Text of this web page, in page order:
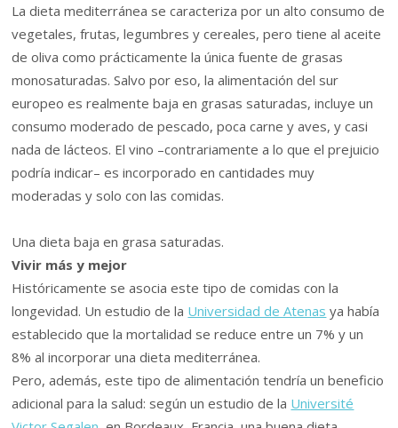
La dieta mediterránea se caracteriza por un alto consumo de
vegetales, frutas, legumbres y cereales, pero tiene al aceite
de oliva como prácticamente la única fuente de grasas
monosaturadas. Salvo por eso, la alimentación del sur
europeo es realmente baja en grasas saturadas, incluye un
consumo moderado de pescado, poca carne y aves, y casi
nada de lácteos. El vino –contrariamente a lo que el prejuicio
podría indicar– es incorporado en cantidades muy
moderadas y solo con las comidas.
Una dieta baja en grasa saturadas.
Vivir más y mejor
Históricamente se asocia este tipo de comidas con la
longevidad. Un estudio de la Universidad de Atenas ya había
establecido que la mortalidad se reduce entre un 7% y un
8% al incorporar una dieta mediterránea.
Pero, además, este tipo de alimentación tendría un beneficio
adicional para la salud: según un estudio de la Université